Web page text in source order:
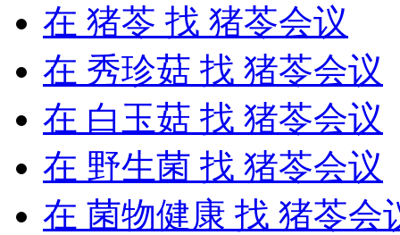
在 猪苓 找 猪苓会议
在 秀珍菇 找 猪苓会议
在 白玉菇 找 猪苓会议
在 野生菌 找 猪苓会议
在 菌物健康 找 猪苓会